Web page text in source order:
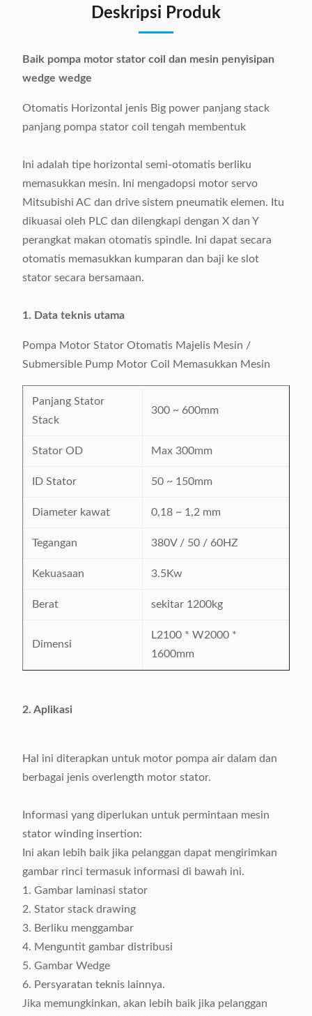
Deskripsi Produk
Baik pompa motor stator coil dan mesin penyisipan
wedge wedge
Otomatis Horizontal jenis Big power panjang stack
panjang pompa stator coil tengah membentuk
Ini adalah tipe horizontal semi-otomatis berliku
memasukkan mesin. Ini mengadopsi motor servo
Mitsubishi AC dan drive sistem pneumatik elemen. Itu
dikuasai oleh PLC dan dilengkapi dengan X dan Y
perangkat makan otomatis spindle. Ini dapat secara
otomatis memasukkan kumparan dan baji ke slot
stator secara bersamaan.
1. Data teknis utama
Pompa Motor Stator Otomatis Majelis Mesin /
Submersible Pump Motor Coil Memasukkan Mesin
Panjang Stator
Stack
300 ~ 600mm
Stator OD Max 300mm
ID Stator 50 ~ 150mm
Diameter kawat 0,18 ~ 1,2 mm
Tegangan 380V / 50 / 60HZ
Kekuasaan 3.5Kw
Berat sekitar 1200kg
Dimensi
L2100 * W2000 *
1600mm
2. Aplikasi
Hal ini diterapkan untuk motor pompa air dalam dan
berbagai jenis overlength motor stator.
Informasi yang diperlukan untuk permintaan mesin
stator winding insertion:
Ini akan lebih baik jika pelanggan dapat mengirimkan
gambar rinci termasuk informasi di bawah ini.
1. Gambar laminasi stator
2. Stator stack drawing
3. Berliku menggambar
4. Menguntit gambar distribusi
5. Gambar Wedge
6. Persyaratan teknis lainnya.
Jika memungkinkan, akan lebih baik jika pelanggan